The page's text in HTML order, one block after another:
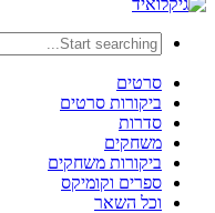
סרטים
ביקורות סרטים
סדרות
משחקים
ביקורות משחקים
ספרים וקומיקס
וכל השאר